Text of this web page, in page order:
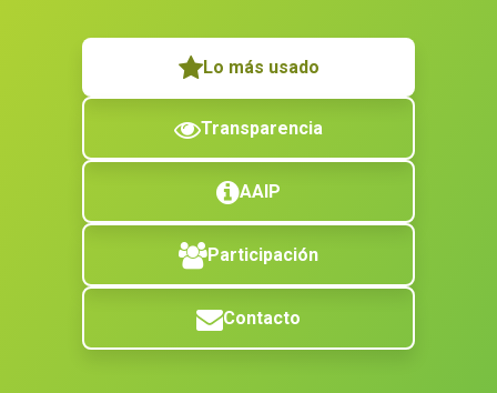
Lo más usado
Transparencia
AAIP
Participación
Contacto